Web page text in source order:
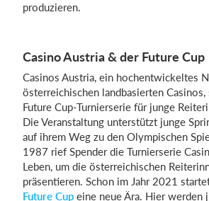
produzieren.
Casino Austria & der Future Cup
Casinos Austria, ein hochentwickeltes
österreichischen landbasierten
Future Cup-Turnierserie für junge
Die Veranstaltung unterstützt junge
auf ihrem Weg zu den Olympischen
1987 rief Spender die Turnierserie
Leben, um die österreichischen
präsentieren. Schon im Jahr 2021
Future Cup eine neue Ära. Hier werden